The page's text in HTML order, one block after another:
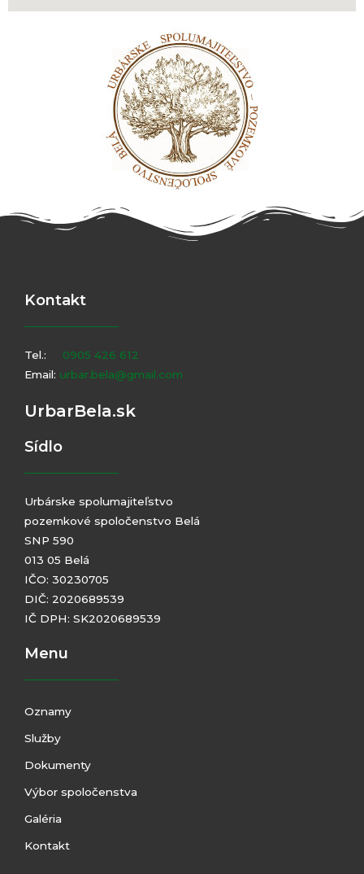
Kontakt
Tel.: 0905 426 612
Email: urbar.bela@gmail.com
UrbarBela.sk
Sídlo
Urbárske spolumajiteľstvo
pozemkové spoločenstvo Belá
SNP 590
013 05 Belá
IČO: 30230705
DIČ: 2020689539
IČ DPH: SK2020689539
Menu
Oznamy
Služby
Dokumenty
Výbor spoločenstva
Galéria
Kontakt